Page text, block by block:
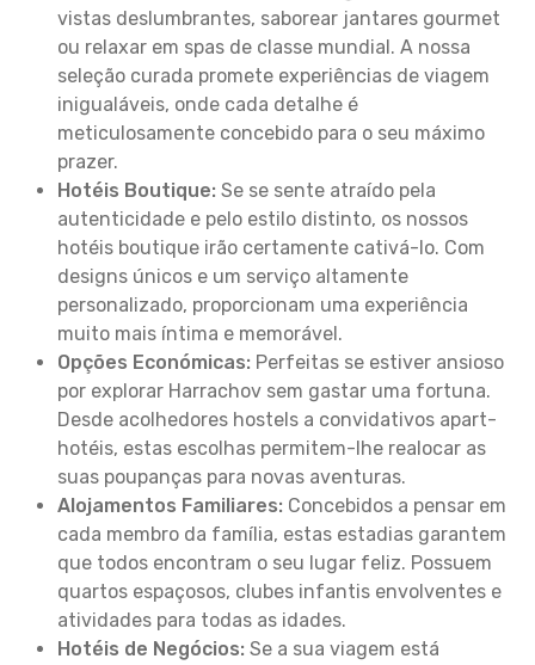
vistas deslumbrantes, saborear jantares gourmet
ou relaxar em spas de classe mundial. A nossa
seleção curada promete experiências de viagem
inigualáveis, onde cada detalhe é
meticulosamente concebido para o seu máximo
prazer.
Hotéis Boutique: Se se sente atraído pela
autenticidade e pelo estilo distinto, os nossos
hotéis boutique irão certamente cativá-lo. Com
designs únicos e um serviço altamente
personalizado, proporcionam uma experiência
muito mais íntima e memorável.
Opções Económicas: Perfeitas se estiver ansioso
por explorar Harrachov sem gastar uma fortuna.
Desde acolhedores hostels a convidativos apart-
hotéis, estas escolhas permitem-lhe realocar as
suas poupanças para novas aventuras.
Alojamentos Familiares: Concebidos a pensar em
cada membro da família, estas estadias garantem
que todos encontram o seu lugar feliz. Possuem
quartos espaçosos, clubes infantis envolventes e
atividades para todas as idades.
Hotéis de Negócios: Se a sua viagem está